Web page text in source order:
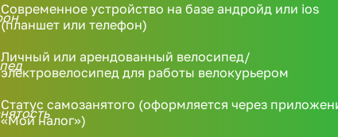
Современное устройство на базе андройд или ios
(планшет или телефон)
Личный или арендованный велосипед/
электровелосипед для работы велокурьером
Статус самозанятого (оформляется через
«Мой налог»)